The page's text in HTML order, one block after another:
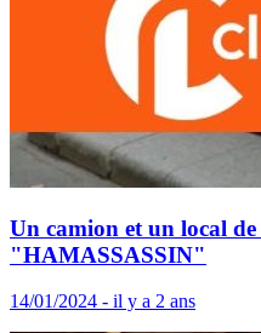
Un camion et un local
"HAMASSASSIN"
14/01/2024 - il y a 2 ans